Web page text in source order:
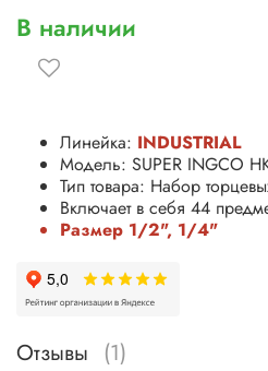
В наличии
Линейка: INDUSTRIAL
Модель: SUPER INGCO
Тип товара: Набор
Включает в себя 44
Размер 1/2", 1/4"
Отзывы (1)